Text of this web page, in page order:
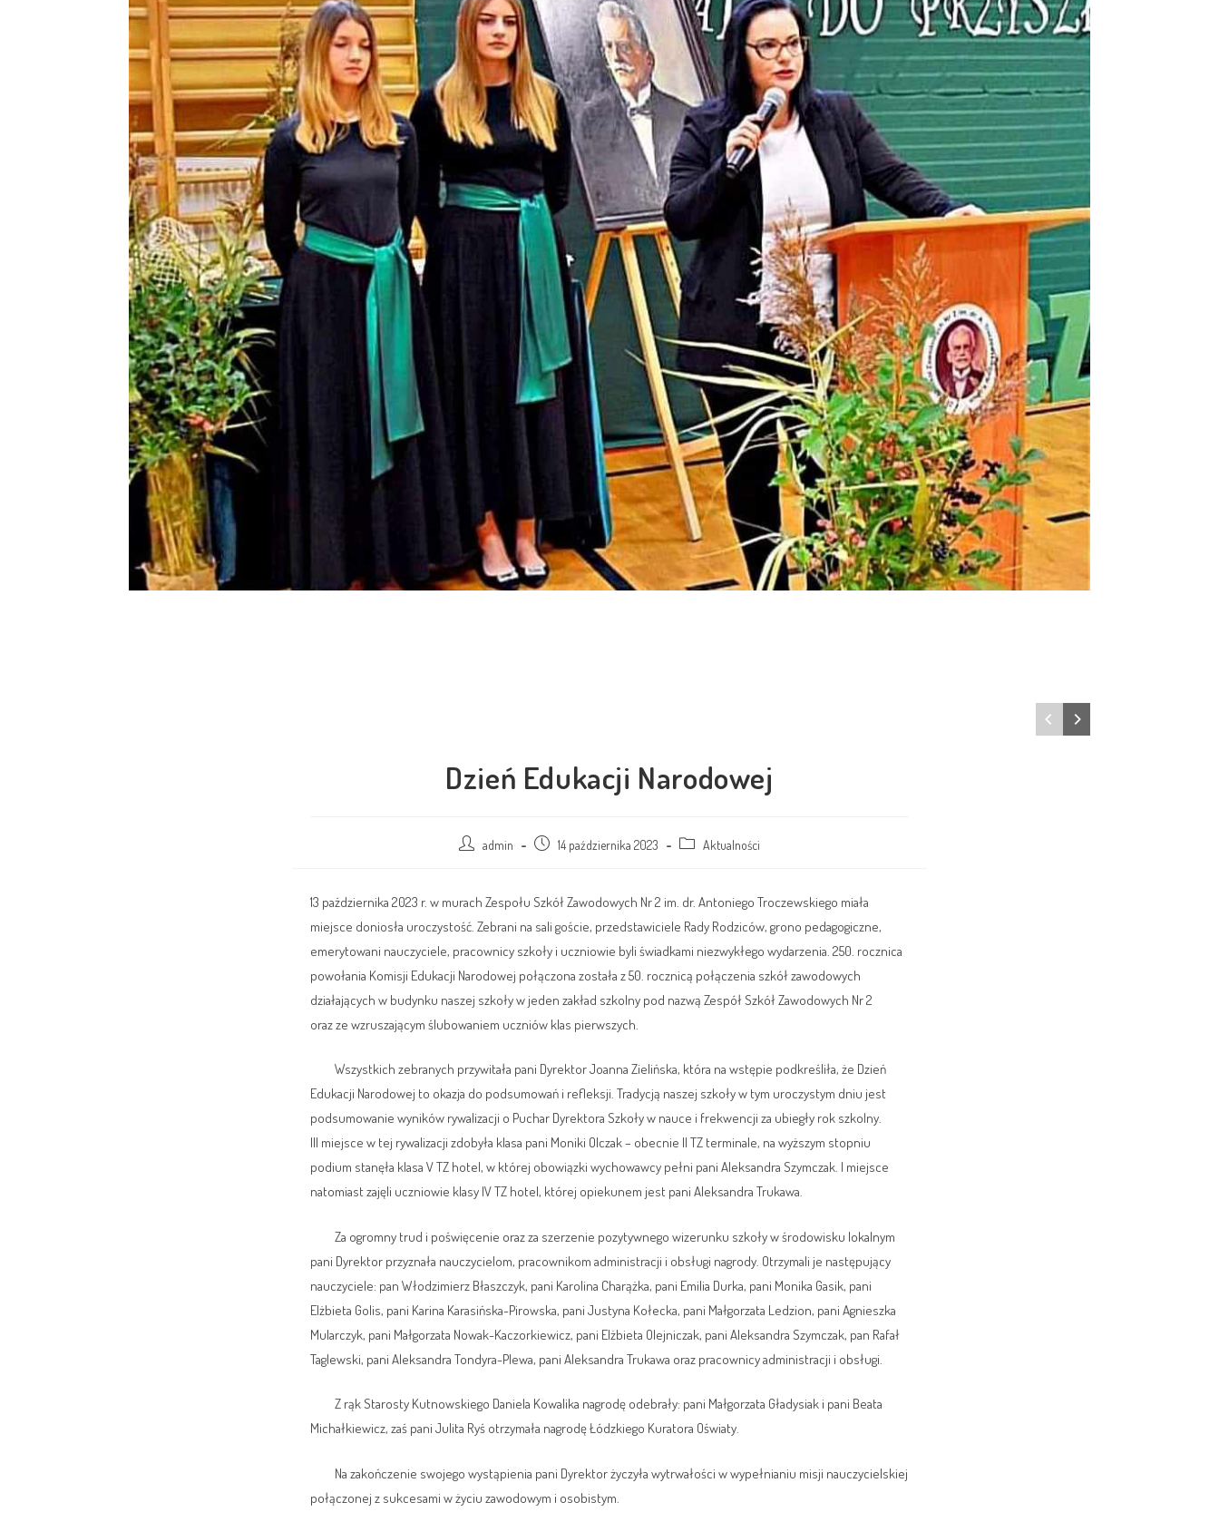
Dzień Edukacji Narodowej
admin 14 października 2023 Aktualności
13 października 2023 r. w murach Zespołu Szkół Zawodowych Nr 2 im. dr. Antoniego Troczewskiego miała
miejsce doniosła uroczystość. Zebrani na sali goście, przedstawiciele Rady Rodziców, grono pedagogiczne,
emerytowani nauczyciele, pracownicy szkoły i uczniowie byli świadkami niezwykłego wydarzenia. 250. rocznica
powołania Komisji Edukacji Narodowej połączona została z 50. rocznicą połączenia szkół zawodowych
działających w budynku naszej szkoły w jeden zakład szkolny pod nazwą Zespół Szkół Zawodowych Nr 2
oraz ze wzruszającym ślubowaniem uczniów klas pierwszych.
Wszystkich zebranych przywitała pani Dyrektor Joanna Zielińska, która na wstępie podkreśliła, że Dzień
Edukacji Narodowej to okazja do podsumowań i refleksji. Tradycją naszej szkoły w tym uroczystym dniu jest
podsumowanie wyników rywalizacji o Puchar Dyrektora Szkoły w nauce i frekwencji za ubiegły rok szkolny.
III miejsce w tej rywalizacji zdobyła klasa pani Moniki Olczak – obecnie II TZ terminale, na wyższym stopniu
podium stanęła klasa V TZ hotel, w której obowiązki wychowawcy pełni pani Aleksandra Szymczak. I miejsce
natomiast zajęli uczniowie klasy IV TZ hotel, której opiekunem jest pani Aleksandra Trukawa.
Za ogromny trud i poświęcenie oraz za szerzenie pozytywnego wizerunku szkoły w środowisku lokalnym
pani Dyrektor przyznała nauczycielom, pracownikom administracji i obsługi nagrody. Otrzymali je następujący
nauczyciele: pan Włodzimierz Błaszczyk, pani Karolina Charążka, pani Emilia Durka, pani Monika Gasik, pani
Elżbieta Golis, pani Karina Karasińska-Pirowska, pani Justyna Kołecka, pani Małgorzata Ledzion, pani Agnieszka
Mularczyk, pani Małgorzata Nowak-Kaczorkiewicz, pani Elżbieta Olejniczak, pani Aleksandra Szymczak, pan Rafał
Taglewski, pani Aleksandra Tondyra-Plewa, pani Aleksandra Trukawa oraz pracownicy administracji i obsługi.
Z rąk Starosty Kutnowskiego Daniela Kowalika nagrodę odebrały: pani Małgorzata Gładysiak i pani Beata
Michałkiewicz, zaś pani Julita Ryś otrzymała nagrodę Łódzkiego Kuratora Oświaty.
Na zakończenie swojego wystąpienia pani Dyrektor życzyła wytrwałości w wypełnianiu misji nauczycielskiej
połączonej z sukcesami w życiu zawodowym i osobistym.